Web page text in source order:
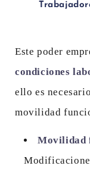
Este poder
condiciones
ello es
movilidad
Movilidad